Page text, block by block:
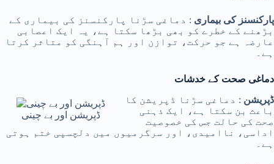
پارکنسنز کی بیماری : دماغی سڑنا پارکنسنز کی بیماری کے
بڑھنے کے خطرے کو بھی بڑھا سکتا ہے، یہ ایک اعصابی
عارضہ ہے جو حرکت، توازن اور ہم آہنگی کو متاثر کرتا
ہے۔
دماغی صحت کے خدشات
ڈپریشن اور بے چینی
ڈپریشن : دماغی سڑنا ڈپریشن کا
باعث بن سکتا ہے، ایک ذہنی
صحت کی حالت جس کی خصوصیت
اداسی، ناامیدی، اور سرگرمیوں میں دلچسپی ختم ہوتی
ہے۔